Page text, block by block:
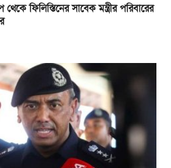
ফিলিস্তিনের সাবেক মন্ত্রীর পরিবারের